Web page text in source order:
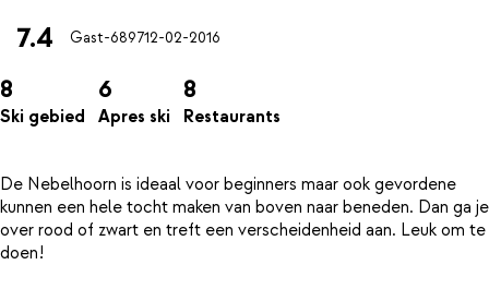
7.4 Gast-689712-02-2016
8
Ski gebied
6
Apres ski
8
Restaurants
De Nebelhoorn is ideaal voor beginners maar ook gevordene
kunnen een hele tocht maken van boven naar beneden. Dan ga je
over rood of zwart en treft een verscheidenheid aan. Leuk om te